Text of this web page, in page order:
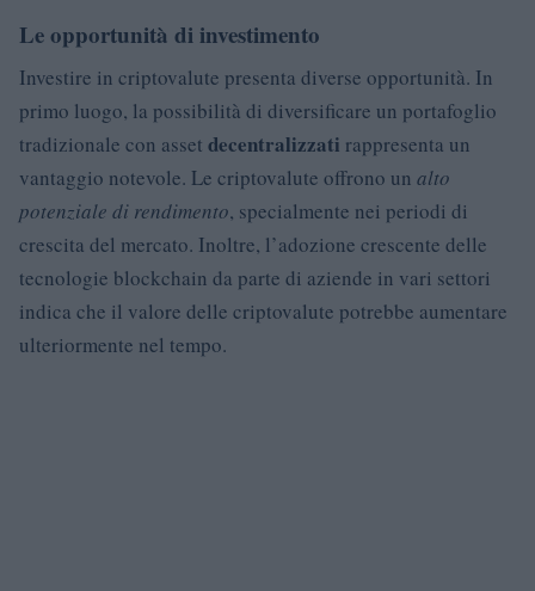
Le opportunità di investimento
Investire in criptovalute presenta diverse opportunità. In
primo luogo, la possibilità di diversificare un portafoglio
tradizionale con asset decentralizzati rappresenta un
vantaggio notevole. Le criptovalute offrono un alto
potenziale di rendimento, specialmente nei periodi di
crescita del mercato. Inoltre, l’adozione crescente delle
tecnologie blockchain da parte di aziende in vari settori
indica che il valore delle criptovalute potrebbe aumentare
ulteriormente nel tempo.